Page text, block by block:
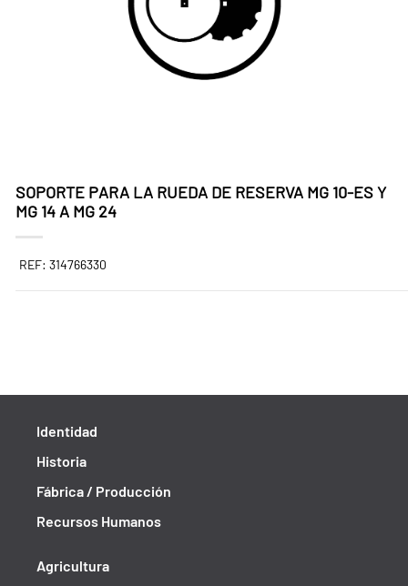
SOPORTE PARA LA RUEDA DE RESERVA MG 10-ES Y
MG 14 A MG 24
REF: 314766330
Identidad
Historia
Fábrica / Producción
Recursos Humanos
Agricultura